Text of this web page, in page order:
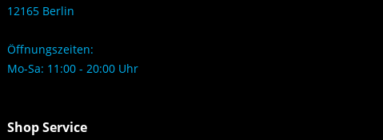
12165 Berlin
Öffnungszeiten:
Mo-Sa: 11:00 - 20:00 Uhr
Shop Service